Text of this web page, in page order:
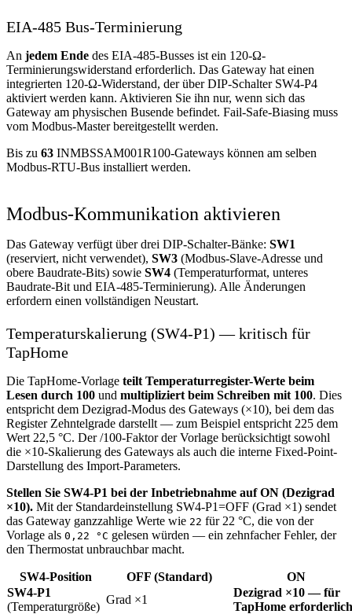
EIA-485 Bus-Terminierung
An jedem Ende des EIA-485-Busses ist ein 120-Ω-
Terminierungswiderstand erforderlich. Das Gateway hat einen
integrierten 120-Ω-Widerstand, der über DIP-Schalter SW4-P4
aktiviert werden kann. Aktivieren Sie ihn nur, wenn sich das
Gateway am physischen Busende befindet. Fail-Safe-Biasing muss
vom Modbus-Master bereitgestellt werden.
Bis zu 63 INMBSSAM001R100-Gateways können am selben
Modbus-RTU-Bus installiert werden.
Modbus-Kommunikation aktivieren
Das Gateway verfügt über drei DIP-Schalter-Bänke: SW1
(reserviert, nicht verwendet), SW3 (Modbus-Slave-Adresse und
obere Baudrate-Bits) sowie SW4 (Temperaturformat, unteres
Baudrate-Bit und EIA-485-Terminierung). Alle Änderungen
erfordern einen vollständigen Neustart.
Temperaturskalierung (SW4-P1) — kritisch für
TapHome
Die TapHome-Vorlage teilt Temperaturregister-Werte beim
Lesen durch 100 und multipliziert beim Schreiben mit 100. Dies
entspricht dem Dezigrad-Modus des Gateways (×10), bei dem das
Register Zehntelgrade darstellt — zum Beispiel entspricht 225 dem
Wert 22,5 °C. Der /100-Faktor der Vorlage berücksichtigt sowohl
die ×10-Skalierung des Gateways als auch die interne Fixed-Point-
Darstellung des Import-Parameters.
Stellen Sie SW4-P1 bei der Inbetriebnahme auf ON (Dezigrad
×10). Mit der Standardeinstellung SW4-P1=OFF (Grad ×1) sendet
das Gateway ganzzahlige Werte wie 22 für 22 °C, die von der
Vorlage als 0,22 °C gelesen würden — ein zehnfacher Fehler, der
den Thermostat unbrauchbar macht.
SW4-Position OFF (Standard)
ON
SW4-P1
(Temperaturgröße)
Grad ×1
Dezigrad ×10 — für
TapHome erforderlich